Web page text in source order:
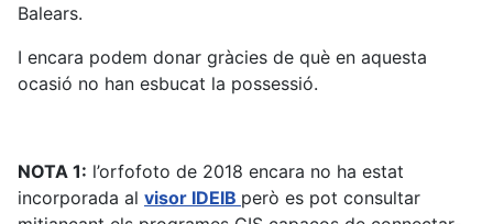
Balears.
I encara podem donar gràcies de què en aquesta
ocasió no han esbucat la possessió.
NOTA 1: l’orfofoto de 2018 encara no ha estat
incorporada al visor IDEIB però es pot consultar